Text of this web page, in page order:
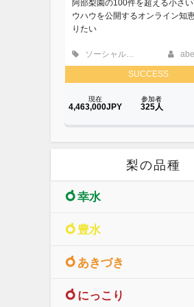
梨の品種
幸水
豊水
あきづき
にっこり